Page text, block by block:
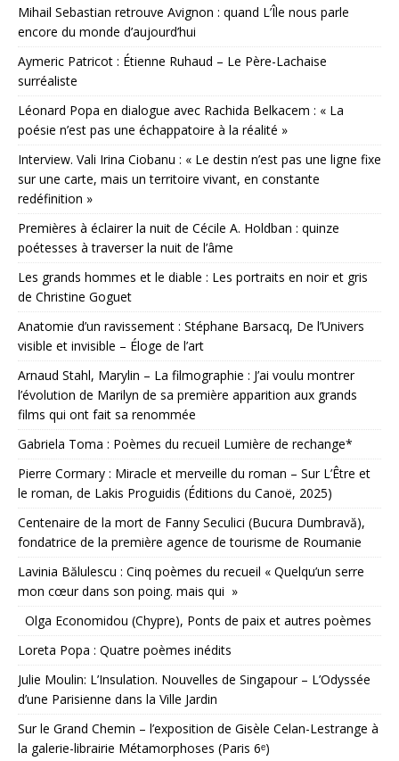
Mihail Sebastian retrouve Avignon : quand L’Île nous parle
encore du monde d’aujourd’hui
Aymeric Patricot : Étienne Ruhaud – Le Père-Lachaise
surréaliste
Léonard Popa en dialogue avec Rachida Belkacem : « La
poésie n’est pas une échappatoire à la réalité »
Interview. Vali Irina Ciobanu : « Le destin n’est pas une ligne fixe
sur une carte, mais un territoire vivant, en constante
redéfinition »
Premières à éclairer la nuit de Cécile A. Holdban : quinze
poétesses à traverser la nuit de l’âme
Les grands hommes et le diable : Les portraits en noir et gris
de Christine Goguet
Anatomie d’un ravissement : Stéphane Barsacq, De l’Univers
visible et invisible – Éloge de l’art
Arnaud Stahl, Marylin – La filmographie : J’ai voulu montrer
l’évolution de Marilyn de sa première apparition aux grands
films qui ont fait sa renommée
Gabriela Toma : Poèmes du recueil Lumière de rechange*
Pierre Cormary : Miracle et merveille du roman – Sur L’Être et
le roman, de Lakis Proguidis (Éditions du Canoë, 2025)
Centenaire de la mort de Fanny Seculici (Bucura Dumbravă),
fondatrice de la première agence de tourisme de Roumanie
Lavinia Bălulescu : Cinq poèmes du recueil « Quelqu’un serre
mon cœur dans son poing. mais qui »
Olga Economidou (Chypre), Ponts de paix et autres poèmes
Loreta Popa : Quatre poèmes inédits
Julie Moulin: L’Insulation. Nouvelles de Singapour – L’Odyssée
d’une Parisienne dans la Ville Jardin
Sur le Grand Chemin – l’exposition de Gisèle Celan-Lestrange à
la galerie-librairie Métamorphoses (Paris 6ᵉ)